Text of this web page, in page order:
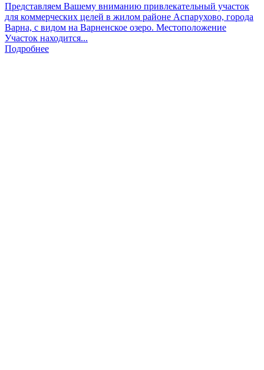
Представляем Вашему вниманию привлекательный участок
для коммерческих целей в жилом районе Аспарухово, города
Варна, с видом на Варненское озеро. Местоположение
Участок находится...
Подробнее